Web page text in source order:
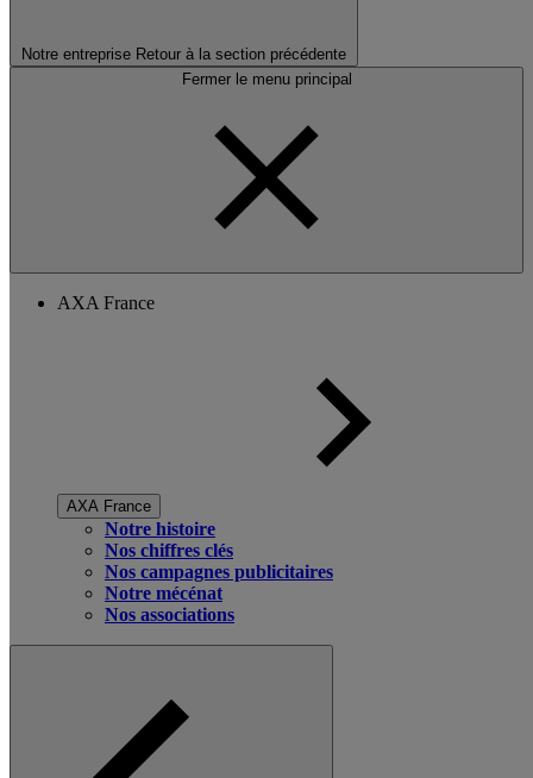
Notre entreprise Retour à la section précédente
Fermer le menu principal
AXA France
AXA France
Notre histoire
Nos chiffres clés
Nos campagnes publicitaires
Notre mécénat
Nos associations